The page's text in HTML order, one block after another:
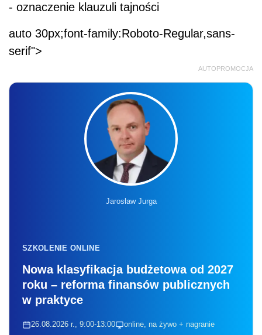
- oznaczenie klauzuli tajności
auto 30px;font-family:Roboto-Regular,sans-
serif">
AUTOPROMOCJA
Jarosław Jurga
SZKOLENIE ONLINE
Nowa klasyfikacja budżetowa od 2027
roku – reforma finansów publicznych
w praktyce
26.08.2026 r., 9:00-13:00 online, na żywo + nagranie